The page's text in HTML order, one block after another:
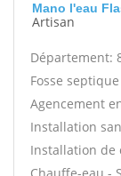
Mano l'eau
Artisan
Département:
Fosse
Agencement
Installation
Installation de